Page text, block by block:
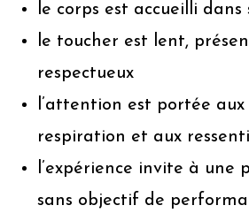
le corps est accueilli
le toucher est lent,
respectueux
l’attention est portée aux
respiration et aux
l’expérience invite à une
sans objectif de